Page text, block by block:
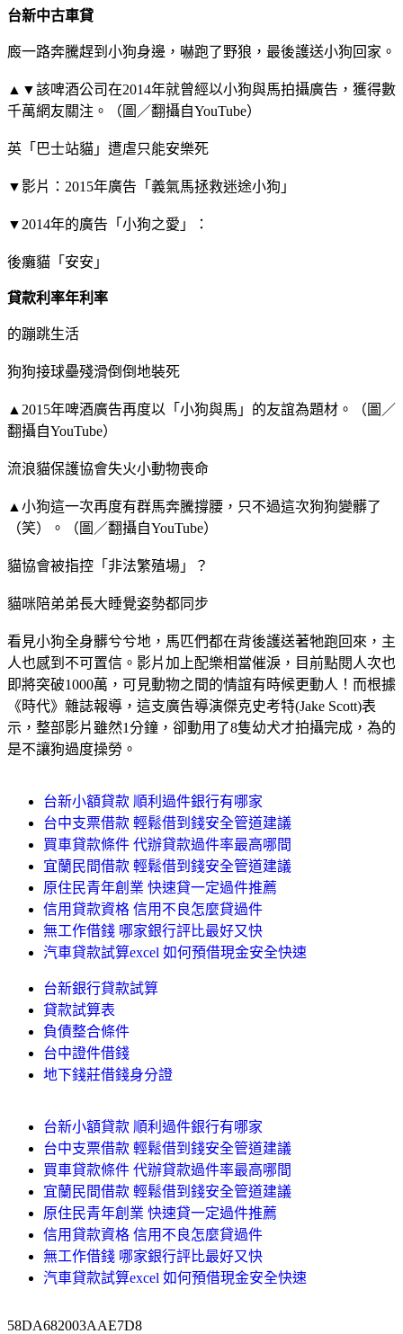
台新中古車貸
廄一路奔騰趕到小狗身邊，嚇跑了野狼，最後護送小狗回家。
▲▼該啤酒公司在2014年就曾經以小狗與馬拍攝廣告，獲得數
千萬網友關注。（圖／翻攝自YouTube）
英「巴士站貓」遭虐只能安樂死
▼影片：2015年廣告「義氣馬拯救迷途小狗」
▼2014年的廣告「小狗之愛」：
後癱貓「安安」
貸款利率年利率
的蹦跳生活
狗狗接球壘殘滑倒倒地裝死
▲2015年啤酒廣告再度以「小狗與馬」的友誼為題材。（圖／
翻攝自YouTube）
流浪貓保護協會失火小動物喪命
▲小狗這一次再度有群馬奔騰撐腰，只不過這次狗狗變髒了
（笑）。（圖／翻攝自YouTube）
貓協會被指控「非法繁殖場」？
貓咪陪弟弟長大睡覺姿勢都同步
看見小狗全身髒兮兮地，馬匹們都在背後護送著牠跑回來，主
人也感到不可置信。影片加上配樂相當催淚，目前點閱人次也
即將突破1000萬，可見動物之間的情誼有時候更動人！而根據
《時代》雜誌報導，這支廣告導演傑克史考特(Jake Scott)表
示，整部影片雖然1分鐘，卻動用了8隻幼犬才拍攝完成，為的
是不讓狗過度操勞。
台新小額貸款 順利過件銀行有哪家
台中支票借款 輕鬆借到錢安全管道建議
買車貸款條件 代辦貸款過件率最高哪間
宜蘭民間借款 輕鬆借到錢安全管道建議
原住民青年創業 快速貸一定過件推薦
信用貸款資格 信用不良怎麼貸過件
無工作借錢 哪家銀行評比最好又快
汽車貸款試算excel 如何預借現金安全快速
台新銀行貸款試算
貸款試算表
負債整合條件
台中證件借錢
地下錢莊借錢身分證
台新小額貸款 順利過件銀行有哪家
台中支票借款 輕鬆借到錢安全管道建議
買車貸款條件 代辦貸款過件率最高哪間
宜蘭民間借款 輕鬆借到錢安全管道建議
原住民青年創業 快速貸一定過件推薦
信用貸款資格 信用不良怎麼貸過件
無工作借錢 哪家銀行評比最好又快
汽車貸款試算excel 如何預借現金安全快速
58DA682003AAE7D8